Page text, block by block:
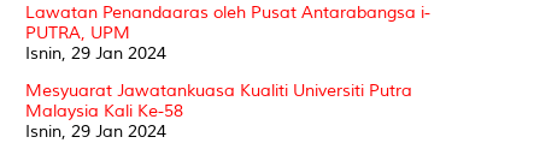
Lawatan Penandaaras oleh Pusat Antarabangsa i-
PUTRA, UPM
Isnin, 29 Jan 2024
Mesyuarat Jawatankuasa Kualiti Universiti Putra
Malaysia Kali Ke-58
Isnin, 29 Jan 2024